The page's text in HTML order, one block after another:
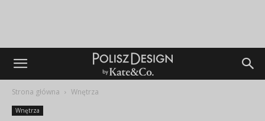
Strona główna Wnętrza
Wnętrza